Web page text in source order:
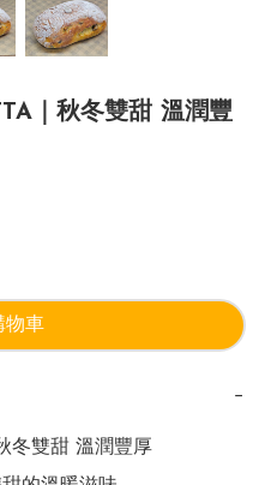
｜秋冬雙甜 溫潤豐
物車
−
冬雙甜 溫潤豐厚